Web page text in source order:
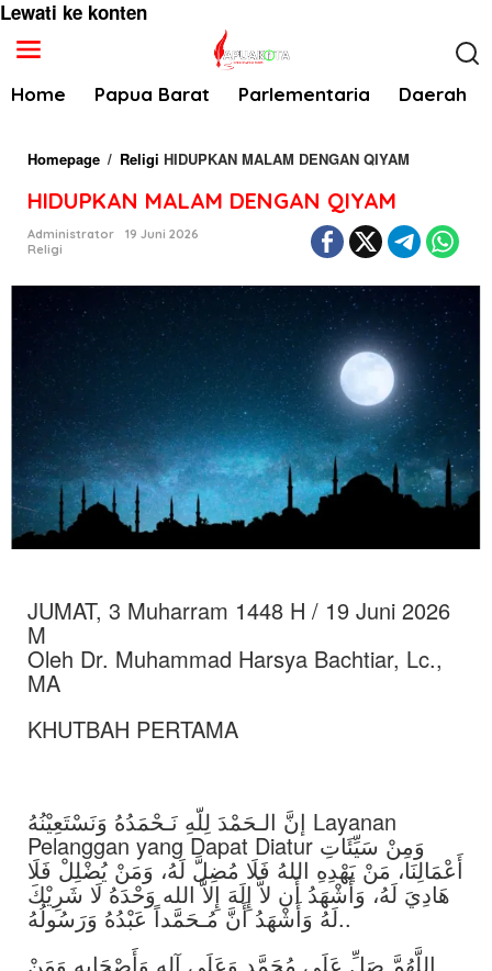
Lewati ke konten
Home Papua Barat Parlementaria Daerah
Homepage / Religi HIDUPKAN MALAM DENGAN QIYAM
HIDUPKAN MALAM DENGAN QIYAM
Administrator
19 Juni 2026
Religi
JUMAT, 3 Muharram 1448 H / 19 Juni 2026
M
Oleh Dr. Muhammad Harsya Bachtiar, Lc.,
MA
KHUTBAH PERTAMA
إنَّ الـحَمْدَ لِلّهِ نَـحْمَدُهُ وَنَسْتَعِيْنُهُ Layanan
Pelanggan yang Dapat Diatur وَمِنْ سَيِّئَاتِ
أَعْمَالِنَا، مَنْ يَهْدِهِ اللهُ فَلَا مُضِلَّ لَهُ، وَمَنْ يُضْلِلْ فَلَا
هَادِيَ لَهُ، وَأَشْهَدُ أَن لاَّ إِلَهَ إِلاَّ الله وَحْدَهُ لَا شَرِيْكَ
لَهُ وَأَشْهَدُ أَنَّ مُـحَمَّداً عَبْدُهُ وَرَسُولُهُ..
اللَّهُمَّ صَلِّ عَلَى مُحَمَّدٍ وَعَلَى آلِهِ وَأَصْحَابِهِ وَمَنْ